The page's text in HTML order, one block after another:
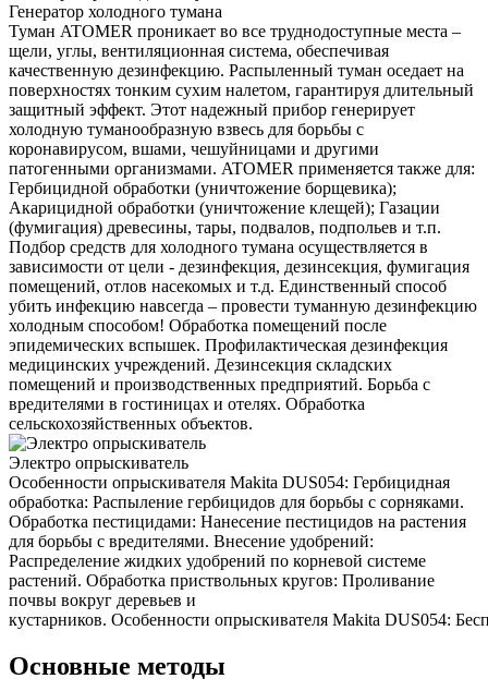
Генератор холодного тумана
Туман ATOMER проникает во все труднодоступные места –
щели, углы, вентиляционная система, обеспечивая
качественную дезинфекцию. Распыленный туман оседает на
поверхностях тонким сухим налетом, гарантируя длительный
защитный эффект. Этот надежный прибор генерирует
холодную туманообразную взвесь для борьбы с
коронавирусом, вшами, чешуйницами и другими
патогенными организмами. ATOMER применяется также для:
Гербицидной обработки (уничтожение борщевика);
Акарицидной обработки (уничтожение клещей); Газации
(фумигация) древесины, тары, подвалов, подпольев и т.п.
Подбор средств для холодного тумана осуществляется в
зависимости от цели - дезинфекция, дезинсекция, фумигация
помещений, отлов насекомых и т.д. Единственный способ
убить инфекцию навсегда – провести туманную дезинфекцию
холодным способом! Обработка помещений после
эпидемических вспышек. Профилактическая дезинфекция
медицинских учреждений. Дезинсекция складских
помещений и производственных предприятий. Борьба с
вредителями в гостиницах и отелях. Обработка
сельскохозяйственных объектов.
Электро опрыскиватель
Особенности опрыскивателя Makita DUS054: Гербицидная
обработка: Распыление гербицидов для борьбы с сорняками.
Обработка пестицидами: Нанесение пестицидов на растения
для борьбы с вредителями. Внесение удобрений:
Распределение жидких удобрений по корневой системе
растений. Обработка приствольных кругов: Проливание
почвы вокруг деревьев и
кустарников. Особенности опрыскивателя Makita DUS054:
Основные методы